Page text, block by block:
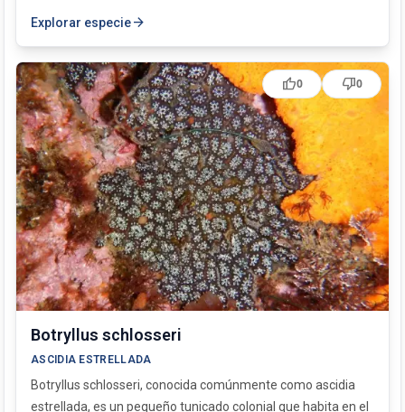
Explorar especiearrow_forward
Botryllus schlosseri
ASCIDIA ESTRELLADA
Botryllus schlosseri, conocida comúnmente como ascidia
estrellada, es un pequeño tunicado colonial que habita en el
thumb_up0 thumb_down0